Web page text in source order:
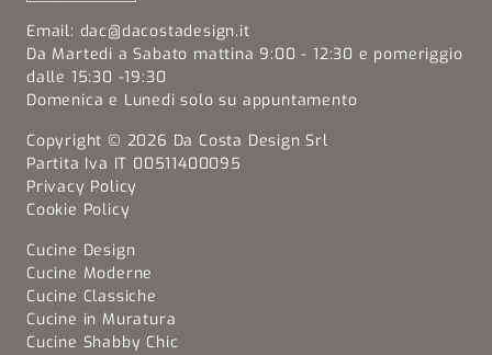
Email: dac@dacostadesign.it
Da Martedi a Sabato mattina 9:00 - 12:30 e pomeriggio
dalle 15:30 -19:30
Domenica e Lunedi solo su appuntamento
Copyright © 2026 Da Costa Design Srl
Partita Iva IT 00511400095
Privacy Policy
Cookie Policy
Cucine Design
Cucine Moderne
Cucine Classiche
Cucine in Muratura
Cucine Shabby Chic